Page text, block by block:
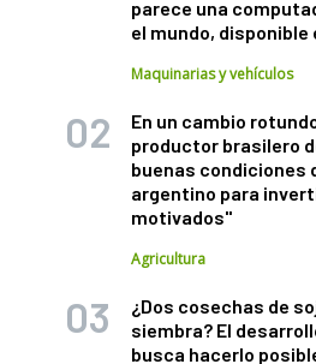
parece una
el mundo, disponible
Maquinarias y vehículos
En un cambio
productor brasilero
buenas condiciones
argentino para
motivados"
Agricultura
¿Dos cosechas de
siembra? El
busca hacerlo